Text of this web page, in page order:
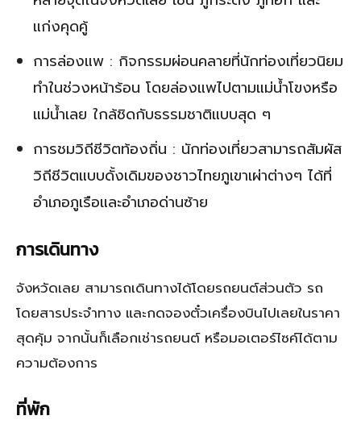
แก่งคุดคู้
การล่องแพ : กิจกรรมผ่อนคลายที่นักท่องเที่ยวนิยม
ทำในช่วงหน้าร้อน โดยล่องแพไปตามแม่น้ำโขงหรือ
แม่น้ำเลย ใกล้ชิดกับธรรมชาติแบบสุด ๆ
การชมวิถีชีวิตท้องถิ่น : นักท่องเที่ยวสามารถสัมผัส
วิถีชีวิตแบบดั้งเดิมของชาวไทยภูเขาเผ่าต่างๆ ได้ที่
อำเภอภูเรือและอำเภอด่านซ้าย
การเดินทาง
จังหวัดเลย สามารถเดินทางได้โดยรถยนต์ส่วนตัว รถ
โดยสารประจำทาง และกดจองตั๋วเครื่องบินไปเลยในราคา
สุดคุ้ม จากนั้นก็เลือกเช่ารถยนต์ หรือมอเตอร์ไซค์ได้ตาม
ความต้องการ
ที่พัก